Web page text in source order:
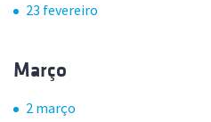
23 fevereiro
Março
2 março